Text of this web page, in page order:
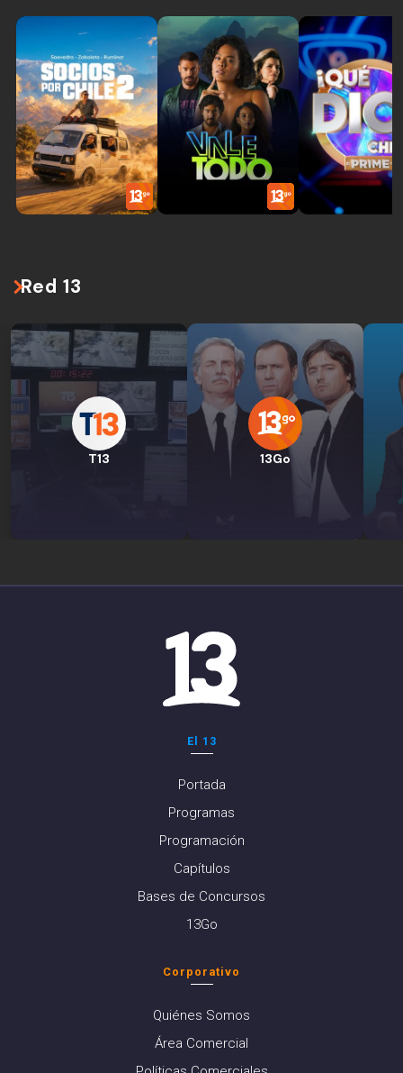
Red 13
T13 13Go
El 13
Portada
Programas
Programación
Capítulos
Bases de Concursos
13Go
Corporativo
Quiénes Somos
Área Comercial